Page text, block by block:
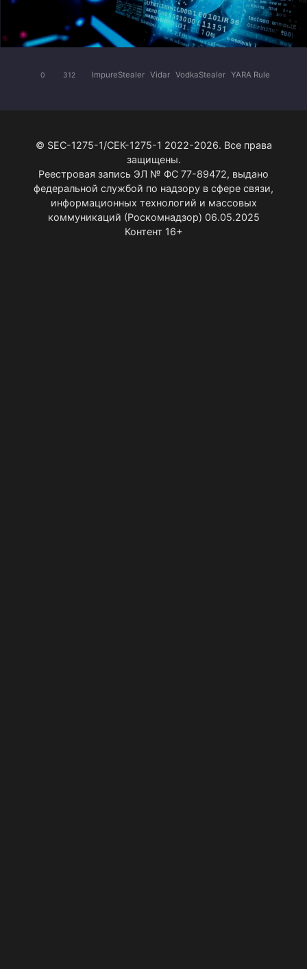
0 312 ImpureStealer Vidar VodkaStealer YARA Rule
© SEC-1275-1/СЕК-1275-1 2022-2026. Все права
защищены.
Реестровая запись ЭЛ № ФС 77-89472, выдано
федеральной службой по надзору в сфере связи,
информационных технологий и массовых
коммуникаций (Роскомнадзор) 06.05.2025
Контент 16+